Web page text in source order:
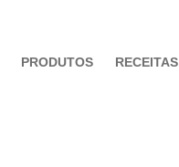
PRODUTOS RECEITAS